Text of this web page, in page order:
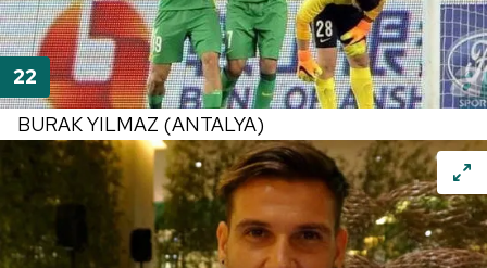
BURAK YILMAZ (ANTALYA)